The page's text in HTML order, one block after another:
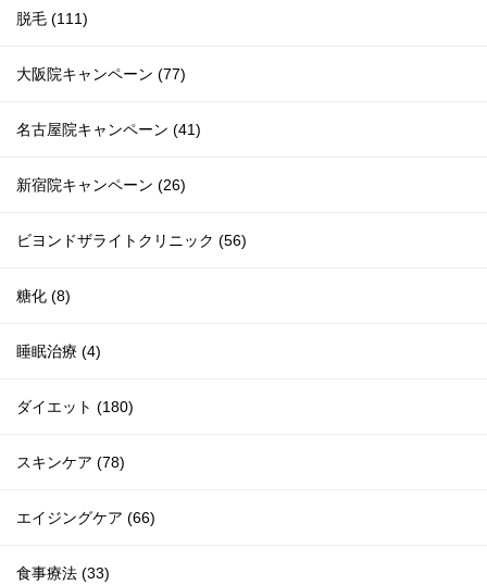
脱毛 (111)
大阪院キャンペーン (77)
名古屋院キャンペーン (41)
新宿院キャンペーン (26)
ビヨンドザライトクリニック (56)
糖化 (8)
睡眠治療 (4)
ダイエット (180)
スキンケア (78)
エイジングケア (66)
食事療法 (33)